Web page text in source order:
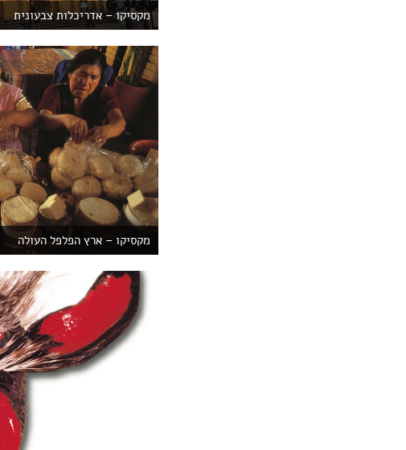
מקסיקו – אדריכלות צבעונית
מקסיקו – ארץ הפלפל העולה